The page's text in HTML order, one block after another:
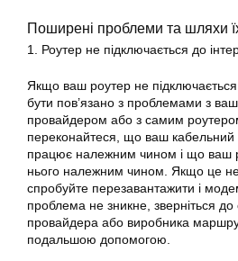
Поширені проблеми та шляхи
1. Роутер не підключається до
Якщо ваш роутер не
бути пов’язано з проблемами з
провайдером або з самим
переконайтеся, що ваш
працює належним чином і що ваш
нього належним чином. Якщо це
спробуйте перезавантажити і
проблема не зникне, зверніться до
провайдера або виробника
подальшою допомогою.